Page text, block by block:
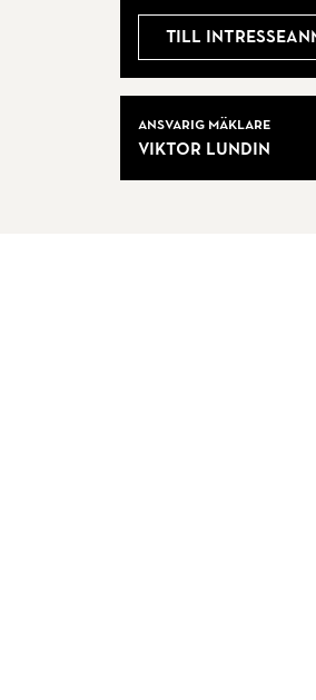
bor du med sjöutsikt, lugn och
att anmäla ditt intresse hos
Till
Ansvarig mäklare
Viktor Lundin